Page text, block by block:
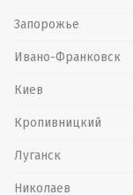
Запорожье
Ивано-Франковск
Киев
Кропивницкий
Луганск
Николаев